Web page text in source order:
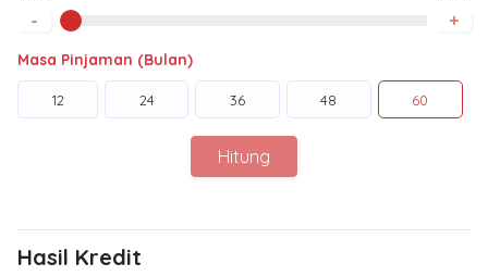
- +
Masa Pinjaman (Bulan)
12 24 36 48 60
Hitung
Hasil Kredit